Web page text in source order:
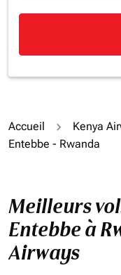
Accueil Kenya
Entebbe - Rwanda
Meilleurs
Entebbe à
Airways